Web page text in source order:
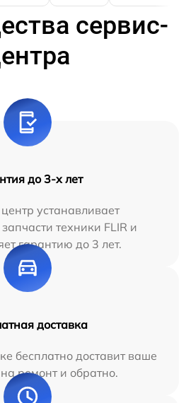
сервис-
до 3-х лет
устанавливает
техники FLIR и
гарантию до 3 лет.
доставка
бесплатно доставит ваше
ремонт и обратно.